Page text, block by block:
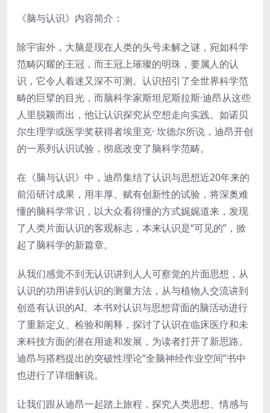
《脑与认识》内容简介：
除宇宙外，大脑是现在人类的头号未解之谜，宛如科学
范畴闪耀的王冠，而王冠上璀璨的明珠，要属人的认
识，它令人着迷又深不可测。认识招引了全世界科学范
畴的巨擘的目光，而脑科学家斯坦尼斯拉斯·迪昂从这些
人里脱颖而出，他让认识探究从空想走向实践。如诺贝
尔生理学或医学奖获得者埃里克· 坎德尔所说，迪昂开创
的一系列认识试验，彻底改变了脑科学范畴。
在《脑与认识》中，迪昂集结了认识与思想近20年来的
前沿研讨成果，用丰厚、赋有创新性的试验，将深奥难
懂的脑科学常识，以大众看得懂的方式娓娓道来，发现
了人类片面认识的客观标志，本来认识是“可见的”，掀
起了脑科学的新篇章。
从我们感觉不到无认识讲到人人可察觉的片面思想，从
认识的功用讲到认识的测量方法，从与植物人交流讲到
创造有认识的AI。本书对认识与思想背面的脑活动进行
了重新定义、检验和阐释，探讨了认识在临床医疗和未
来科技方面的潜在用途和发展，为读者打开了新思路。
迪昂与搭档提出的突破性理论“全脑神经作业空间”书中
也进行了详细解说。
让我们跟从迪昂一起踏上旅程，探究人类思想、情感与